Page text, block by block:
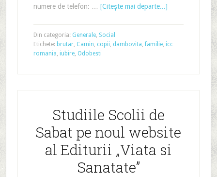
numere de telefon: … [Citeşte mai departe...]
Din categoria: Generale, Social
Etichete: brutar, Camin, copii, dambovita,familie, icc
romania, iubire, Odobesti
Studiile Scolii de
Sabat pe noul website
al Editurii „Viata si
Sanatate”